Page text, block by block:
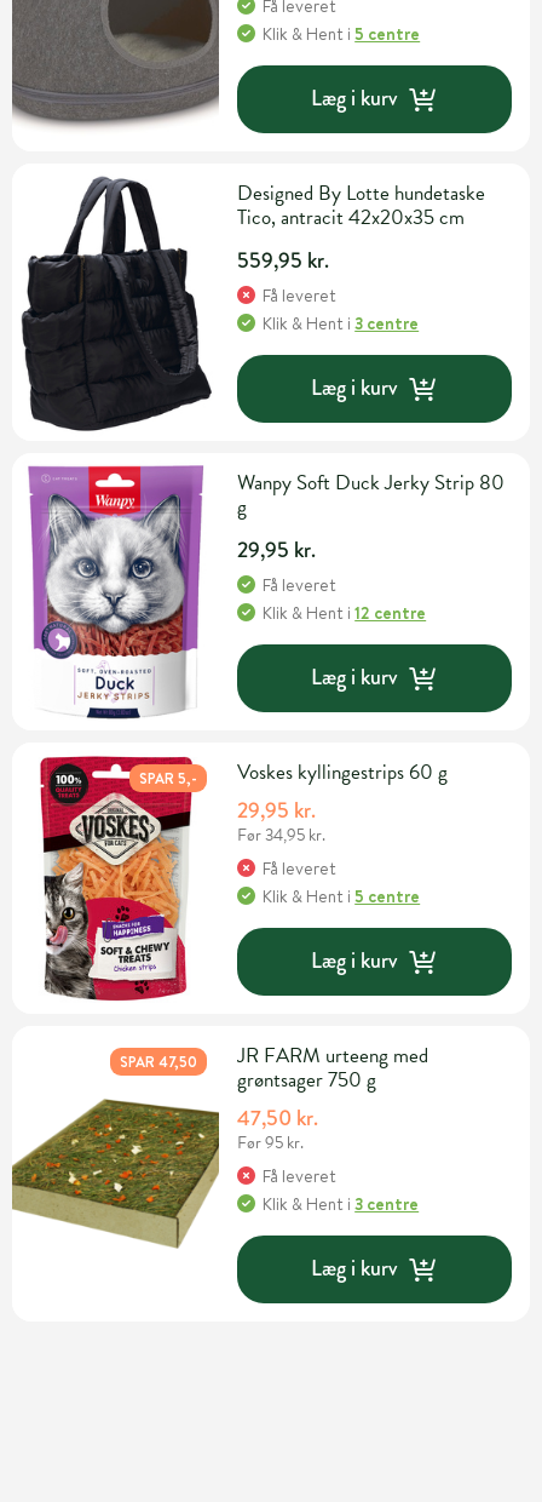
Få leveret
Klik & Hent i5 centre
Læg i kurv
Designed By Lotte hundetaske
Tico, antracit 42x20x35 cm
559,95 kr.
Få leveret
Klik & Hent i3 centre
Læg i kurv
Wanpy Soft Duck Jerky Strip 80
g
29,95 kr.
Få leveret
Klik & Hent i12 centre
Læg i kurv
SPAR 5,- Voskes kyllingestrips 60 g
29,95 kr.
Før 34,95 kr.
Få leveret
Klik & Hent i5 centre
Læg i kurv
SPAR 47,50
JR FARM urteeng med
grøntsager 750 g
47,50 kr.
Før 95 kr.
Få leveret
Klik & Hent i3 centre
Læg i kurv